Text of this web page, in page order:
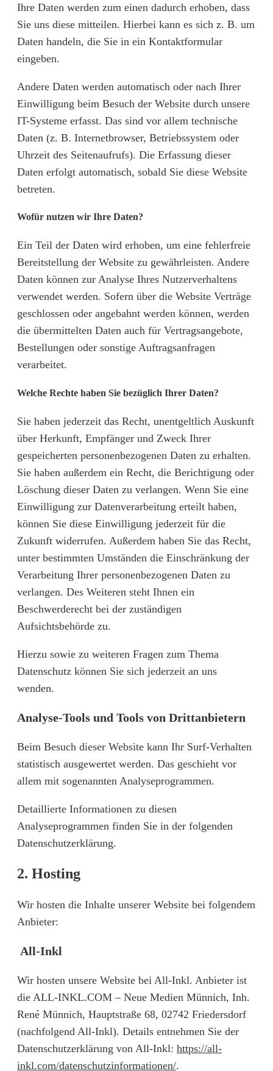
Ihre Daten werden zum einen dadurch erhoben, dass
Sie uns diese mitteilen. Hierbei kann es sich z. B. um
Daten handeln, die Sie in ein Kontaktformular
eingeben.
Andere Daten werden automatisch oder nach Ihrer
Einwilligung beim Besuch der Website durch unsere
IT-Systeme erfasst. Das sind vor allem technische
Daten (z. B. Internetbrowser, Betriebssystem oder
Uhrzeit des Seitenaufrufs). Die Erfassung dieser
Daten erfolgt automatisch, sobald Sie diese Website
betreten.
Wofür nutzen wir Ihre Daten?
Ein Teil der Daten wird erhoben, um eine fehlerfreie
Bereitstellung der Website zu gewährleisten. Andere
Daten können zur Analyse Ihres Nutzerverhaltens
verwendet werden. Sofern über die Website Verträge
geschlossen oder angebahnt werden können, werden
die übermittelten Daten auch für Vertragsangebote,
Bestellungen oder sonstige Auftragsanfragen
verarbeitet.
Welche Rechte haben Sie bezüglich Ihrer Daten?
Sie haben jederzeit das Recht, unentgeltlich Auskunft
über Herkunft, Empfänger und Zweck Ihrer
gespeicherten personenbezogenen Daten zu erhalten.
Sie haben außerdem ein Recht, die Berichtigung oder
Löschung dieser Daten zu verlangen. Wenn Sie eine
Einwilligung zur Datenverarbeitung erteilt haben,
können Sie diese Einwilligung jederzeit für die
Zukunft widerrufen. Außerdem haben Sie das Recht,
unter bestimmten Umständen die Einschränkung der
Verarbeitung Ihrer personenbezogenen Daten zu
verlangen. Des Weiteren steht Ihnen ein
Beschwerderecht bei der zuständigen
Aufsichtsbehörde zu.
Hierzu sowie zu weiteren Fragen zum Thema
Datenschutz können Sie sich jederzeit an uns
wenden.
Analyse-Tools und Tools von Dritt­anbietern
Beim Besuch dieser Website kann Ihr Surf-Verhalten
statistisch ausgewertet werden. Das geschieht vor
allem mit sogenannten Analyseprogrammen.
Detaillierte Informationen zu diesen
Analyseprogrammen finden Sie in der folgenden
Datenschutzerklärung.
2. Hosting
Wir hosten die Inhalte unserer Website bei folgendem
Anbieter:
All-Inkl
Wir hosten unsere Website bei All-Inkl. Anbieter ist
die ALL-INKL.COM – Neue Medien Münnich, Inh.
René Münnich, Hauptstraße 68, 02742 Friedersdorf
(nachfolgend All-Inkl). Details entnehmen Sie der
Datenschutzerklärung von All-Inkl: https://all-
inkl.com/datenschutzinformationen/.